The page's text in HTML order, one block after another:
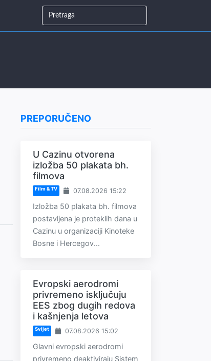
PREPORUČENO
U Cazinu otvorena
izložba 50 plakata bh.
filmova
Film & TV 07.08.2026 15:22
Izložba 50 plakata bh. filmova
postavljena je proteklih dana u
Cazinu u organizaciji Kinoteke
Bosne i Hercegov...
Evropski aerodromi
privremeno isključuju
EES zbog dugih redova
i kašnjenja letova
Svijet 07.08.2026 15:02
Glavni evropski aerodromi
privremeno deaktiviraju Sistem